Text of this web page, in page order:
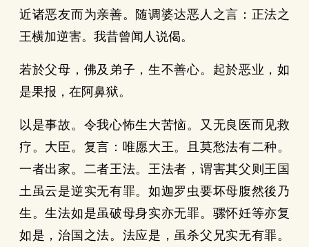
近诸恶友而为亲善。随调婆达恶人之言：正法之
王横加逆害。我昔曾闻人说偈。
若於父母，佛及弟子，生不善心。起於恶业，如
是果报，在阿鼻狱。
以是事故。令我心怖生大苦恼。又无良医而见救
疗。大臣。复言：唯愿大王。且莫愁法有二种。
一者出家。二者王法。王法者，谓害其父则王国
土虽云是逆实无有罪。如迦罗虫要坏母腹然後乃
生。生法如是虽破母身实亦无罪。骡怀妊等亦复
如是，治国之法。法应是，虽杀父兄实无有罪。